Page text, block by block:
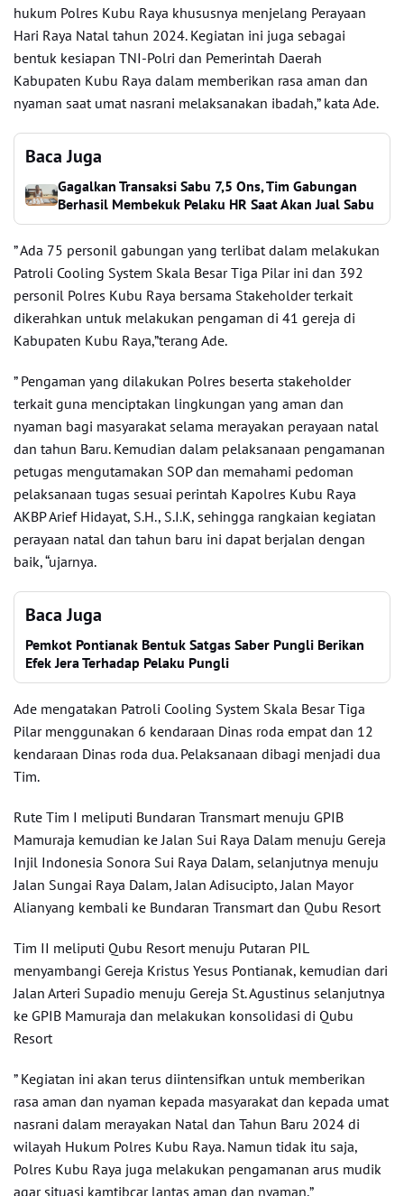
hukum Polres Kubu Raya khususnya menjelang Perayaan
Hari Raya Natal tahun 2024. Kegiatan ini juga sebagai
bentuk kesiapan TNI-Polri dan Pemerintah Daerah
Kabupaten Kubu Raya dalam memberikan rasa aman dan
nyaman saat umat nasrani melaksanakan ibadah,” kata Ade.
Baca Juga
Gagalkan Transaksi Sabu 7,5 Ons, Tim Gabungan
Berhasil Membekuk Pelaku HR Saat Akan Jual Sabu
” Ada 75 personil gabungan yang terlibat dalam melakukan
Patroli Cooling System Skala Besar Tiga Pilar ini dan 392
personil Polres Kubu Raya bersama Stakeholder terkait
dikerahkan untuk melakukan pengaman di 41 gereja di
Kabupaten Kubu Raya,”terang Ade.
” Pengaman yang dilakukan Polres beserta stakeholder
terkait guna menciptakan lingkungan yang aman dan
nyaman bagi masyarakat selama merayakan perayaan natal
dan tahun Baru. Kemudian dalam pelaksanaan pengamanan
petugas mengutamakan SOP dan memahami pedoman
pelaksanaan tugas sesuai perintah Kapolres Kubu Raya
AKBP Arief Hidayat, S.H., S.I.K, sehingga rangkaian kegiatan
perayaan natal dan tahun baru ini dapat berjalan dengan
baik, “ujarnya.
Baca Juga
Pemkot Pontianak Bentuk Satgas Saber Pungli Berikan
Efek Jera Terhadap Pelaku Pungli
Ade mengatakan Patroli Cooling System Skala Besar Tiga
Pilar menggunakan 6 kendaraan Dinas roda empat dan 12
kendaraan Dinas roda dua. Pelaksanaan dibagi menjadi dua
Tim.
Rute Tim I meliputi Bundaran Transmart menuju GPIB
Mamuraja kemudian ke Jalan Sui Raya Dalam menuju Gereja
Injil Indonesia Sonora Sui Raya Dalam, selanjutnya menuju
Jalan Sungai Raya Dalam, Jalan Adisucipto, Jalan Mayor
Alianyang kembali ke Bundaran Transmart dan Qubu Resort
Tim II meliputi Qubu Resort menuju Putaran PIL
menyambangi Gereja Kristus Yesus Pontianak, kemudian dari
Jalan Arteri Supadio menuju Gereja St. Agustinus selanjutnya
ke GPIB Mamuraja dan melakukan konsolidasi di Qubu
Resort
” Kegiatan ini akan terus diintensifkan untuk memberikan
rasa aman dan nyaman kepada masyarakat dan kepada umat
nasrani dalam merayakan Natal dan Tahun Baru 2024 di
wilayah Hukum Polres Kubu Raya. Namun tidak itu saja,
Polres Kubu Raya juga melakukan pengamanan arus mudik
agar situasi kamtibcar lantas aman dan nyaman,”